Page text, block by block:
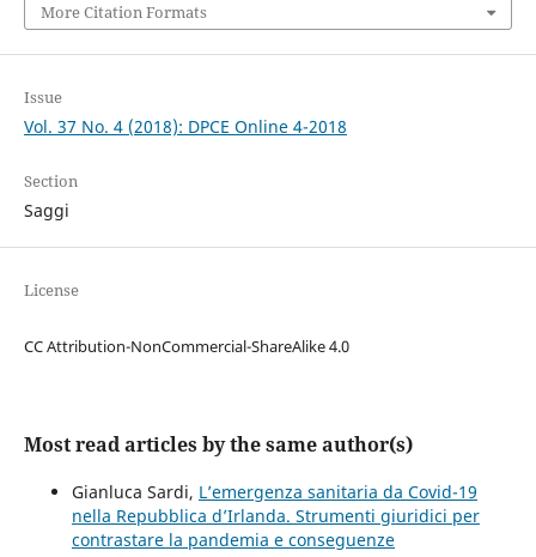
More Citation Formats
Issue
Vol. 37 No. 4 (2018): DPCE Online 4-2018
Section
Saggi
License
CC Attribution-NonCommercial-ShareAlike 4.0
Most read articles by the same author(s)
Gianluca Sardi, L’emergenza sanitaria da Covid-19
nella Repubblica d’Irlanda. Strumenti giuridici per
contrastare la pandemia e conseguenze